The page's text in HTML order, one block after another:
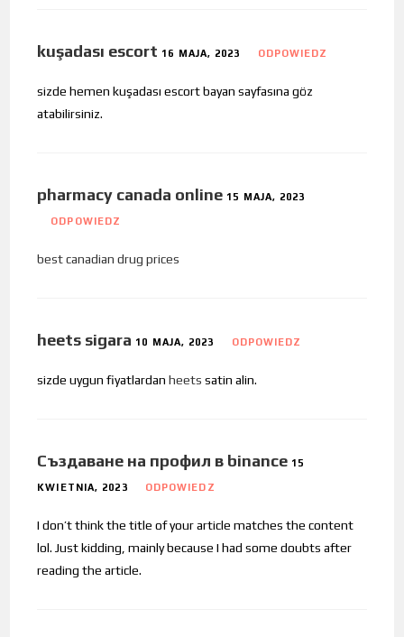
kuşadası escort 16 MAJA, 2023 ODPOWIEDZ
sizde hemen kuşadası escort bayan sayfasına göz
atabilirsiniz.
pharmacy canada online 15 MAJA, 2023
ODPOWIEDZ
best canadian drug prices
heets sigara 10 MAJA, 2023 ODPOWIEDZ
sizde uygun fiyatlardanheets satin alin.
Създаване на профил в binance 15
KWIETNIA, 2023 ODPOWIEDZ
I don’t think the title of your article matches the content
lol. Just kidding, mainly because I had some doubts after
reading the article.